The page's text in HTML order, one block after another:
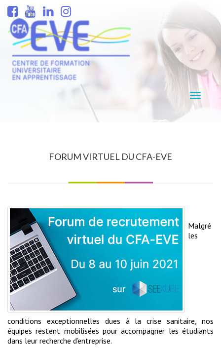
FORUM VIRTUEL DU CFA-EVE
Malgré
les
conditions exceptionnelles dues à la crise sanitaire, nos
équipes restent mobilisées pour accompagner les étudiants
dans leur recherche d’entreprise.